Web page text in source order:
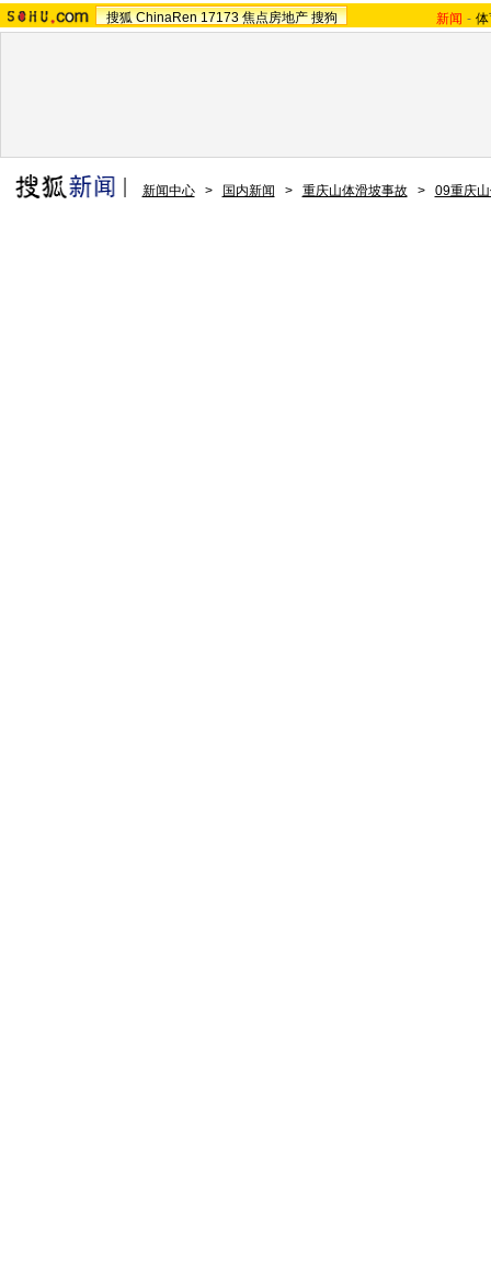
搜狐 ChinaRen 17173 焦点房地产 搜狗 新闻 -
新闻中心 > 国内新闻 > 重庆山体滑坡事故 > 09重庆